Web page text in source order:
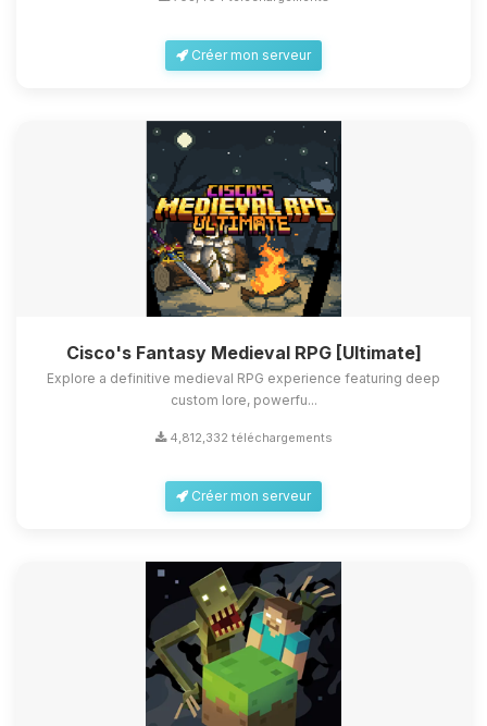
Créer mon serveur
Cisco's Fantasy Medieval RPG [Ultimate]
Explore a definitive medieval RPG experience featuring deep
custom lore, powerfu...
4,812,332 téléchargements
Créer mon serveur